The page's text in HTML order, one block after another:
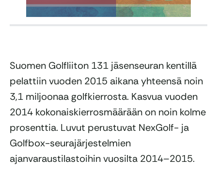
Suomen Golfliiton 131 jäsenseuran kentillä
pelattiin vuoden 2015 aikana yhteensä noin
3,1 miljoonaa golfkierrosta. Kasvua vuoden
2014 kokonaiskierrosmäärään on noin kolme
prosenttia. Luvut perustuvat NexGolf- ja
Golfbox-seurajärjestelmien
ajanvaraustilastoihin vuosilta 2014–2015.